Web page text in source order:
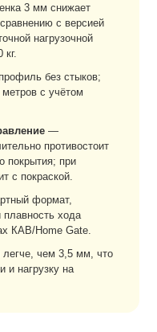
3 мм снижает
с версией
нагрузочной
без стыков;
с учётом
—
противостоит
покрытия; при
с покраской.
формат,
хода
КАВ/Home Gate.
чем 3,5 мм, что
и нагрузку на